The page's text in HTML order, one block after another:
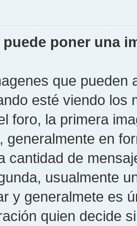
poner una
que pueden
esté viendo los
foro, la primera
generalmente en
cantidad de
usualmente
y generalmete es
quien decide